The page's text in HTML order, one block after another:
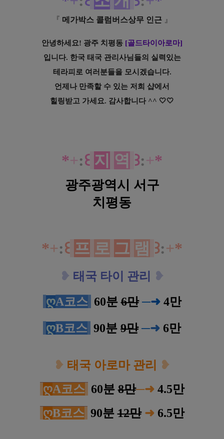
『 메가박스 콜럼버스상무 인근 』
안녕하세요! 광주 치평동 [골드타이아로마]
입니다. 한국 태국 관리사님들의 실력있는
테라피로 여러분들을 모시겠습니다.
언제나 만족할 수 있는 저희 샵에서
힐링받고 가세요. 감사합니다 ^^ 🤍🤍
*+:꒰ 지 역 ꒱:+*
광주광역시 서구
치평동
*+:꒰ 프 로 그 램 ꒱:+*
❥ 태국 타이 관리
❥
ღA코스 60분 6만 ─➜ 4만
ღB코스 90분 9만 ─➜ 6만
❥ 태국 아로마 관리
❥
ღA코스 60분 8만─➜ 4.5만
ღB코스 90분 12만 ➜ 6.5만